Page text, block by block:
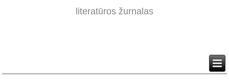
literatūros žurnalas